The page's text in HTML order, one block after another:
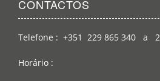
CONTACTOS
Telefone : +351 229 865 340 a
Horário :